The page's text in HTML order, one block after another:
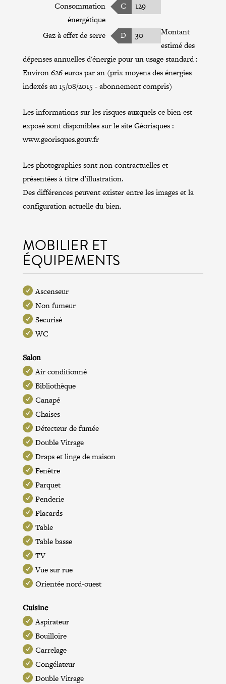
Consommation
énergétique
C 129
Gaz à effet de serre D 30
Montant
estimé des
dépenses annuelles d'énergie pour un usage standard :
Environ 626 euros par an (prix moyens des énergies
indexés au 15/08/2015 - abonnement compris)
Les informations sur les risques auxquels ce bien est
exposé sont disponibles sur le site Géorisques :
www.georisques.gouv.fr
Les photographies sont non contractuelles et
présentées à titre d’illustration.
Des différences peuvent exister entre les images et la
configuration actuelle du bien.
MOBILIER ET
ÉQUIPEMENTS
Ascenseur
Non fumeur
Securisé
WC
Salon
Air conditionné
Bibliothèque
Canapé
Chaises
Détecteur de fumée
Double Vitrage
Draps et linge de maison
Fenêtre
Parquet
Penderie
Placards
Table
Table basse
TV
Vue sur rue
Orientée nord-ouest
Cuisine
Aspirateur
Bouilloire
Carrelage
Congélateur
Double Vitrage